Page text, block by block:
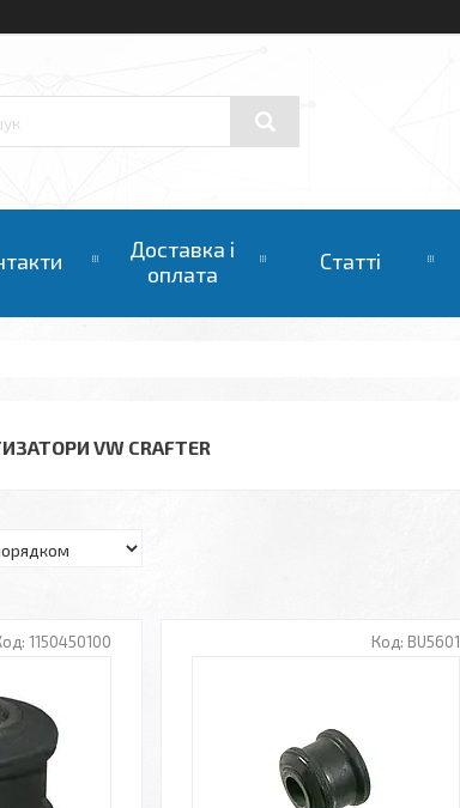
Доставка і
оплата
Статті
VW CRAFTER
1150450100 BU5601